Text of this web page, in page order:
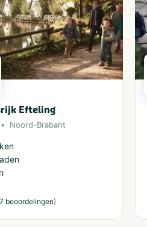
Efteling
Noord-Brabant
beoordelingen)